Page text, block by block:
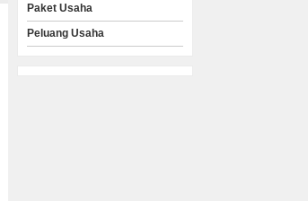
Paket Usaha
Peluang Usaha